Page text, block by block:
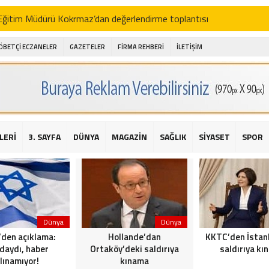
Müdürü Kokrmaz’dan değerlendirme toplantısı
Alibeyoğlu, Aile Destek Merkezini ziyaret etti
ıhlamur piyasalarda
şehitleri için bayraklı kayak gösterileri düzenlenecek
için yardım kermesi
2016 yılı değerlendirmesi
Sarıyer Çayırbaşı Cezayirli Hasan Paşa Camii’nde silahlı
Bahçeli’den Reina’ya düzenlenen terör saldırısına ilişkin açıklama
ECZANELER GAZETELER FİRMA REHBERİ İLETİŞİM
3. SAYFA DÜNYA MAGAZİN SAĞLIK SİYASET SPOR
Dünya
açıklama:
haber
Dünya
Hollande’dan
Ortaköy’deki saldırıya
kınama
KKTC’den
saldırıya